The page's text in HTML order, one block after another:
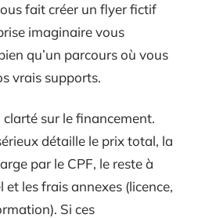
fait créer un flyer fictif
imaginaire vous
qu’un parcours où vous
vrais supports.
clarté sur le financement.
détaille le prix total, la
par le CPF, le reste à
et les frais annexes (licence,
Si ces